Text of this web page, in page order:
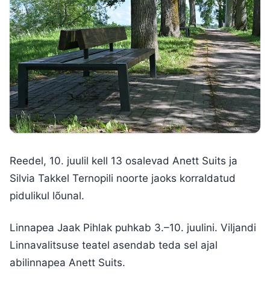
Reedel, 10. juulil kell 13 osalevad Anett Suits ja
Silvia Takkel Ternopili noorte jaoks korraldatud
pidulikul lõunal.
Linnapea Jaak Pihlak puhkab 3.–10. juulini. Viljandi
Linnavalitsuse teatel asendab teda sel ajal
abilinnapea Anett Suits.